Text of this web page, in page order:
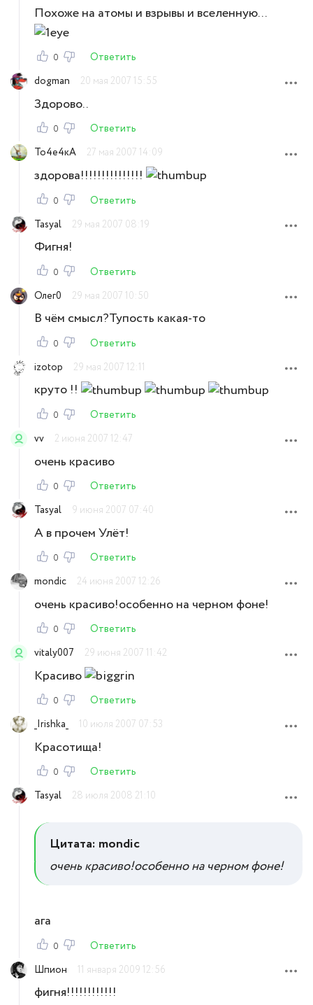
Похоже на атомы и взрывы и вселенную...
0
Ответить
dogman
20 мая 2007 15:55
Здорово..
0
Ответить
То4е4кА
27 мая 2007 14:09
здорова!!!!!!!!!!!!!!!
0
Ответить
Tasyal
29 мая 2007 08:19
Фигня!
0
Ответить
Олег0
29 мая 2007 10:50
В чём смысл?Тупость какая-то
0
Ответить
izotop
29 мая 2007 12:11
круто !!
0
Ответить
vv
2 июня 2007 12:47
очень красиво
0
Ответить
Tasyal
9 июня 2007 07:40
А в прочем Улёт!
0
Ответить
mondic
24 июня 2007 12:26
очень красиво!особенно на черном фоне!
0
Ответить
vitaly007
29 июня 2007 11:42
Красиво
0
Ответить
_Irishka_
10 июля 2007 07:53
Красотища!
0
Ответить
Tasyal
28 июля 2008 21:10
Цитата: mondic
очень красиво!особенно на черном фоне!
ага
0
Ответить
Шпион
11 января 2009 12:56
фигня!!!!!!!!!!!!